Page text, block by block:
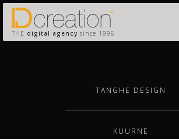
THE digital agency since 1996
TANGHE DESIGN
KUURNE